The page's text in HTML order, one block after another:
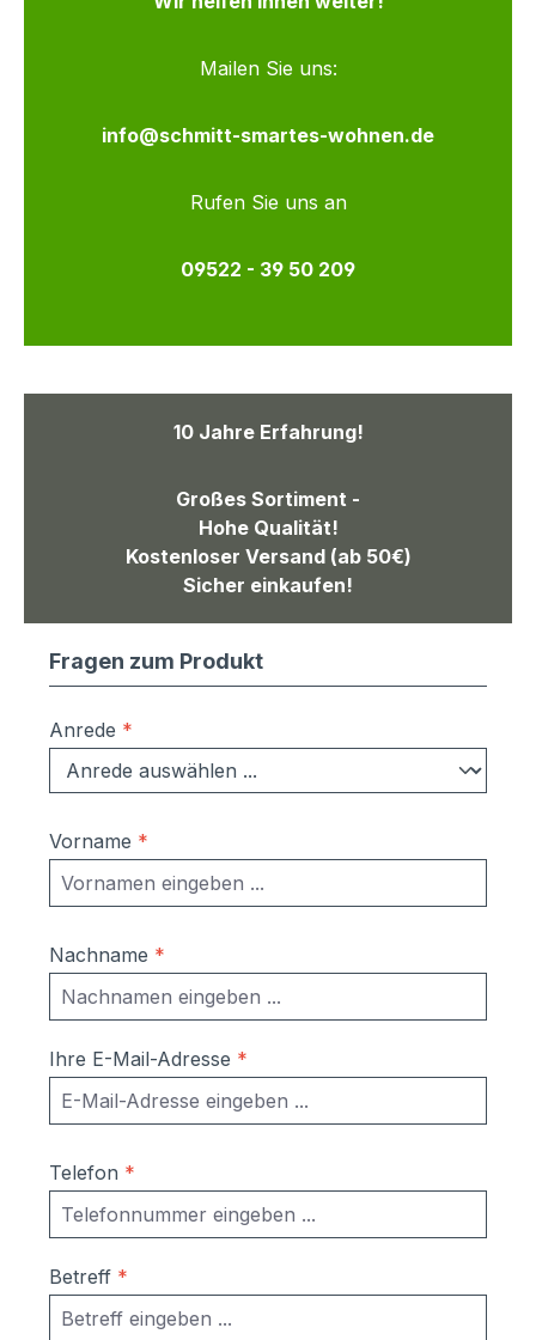
Mailen Sie uns:
info@schmitt-smartes-wohnen.de
Rufen Sie uns an
09522 - 39 50 209
10 Jahre Erfahrung!
Großes Sortiment -
Hohe Qualität!
Kostenloser Versand (ab 50€)
Sicher einkaufen!
Fragen zum Produkt
Anrede *
Vorname *
Nachname *
Ihre E-Mail-Adresse *
Telefon *
Betreff *